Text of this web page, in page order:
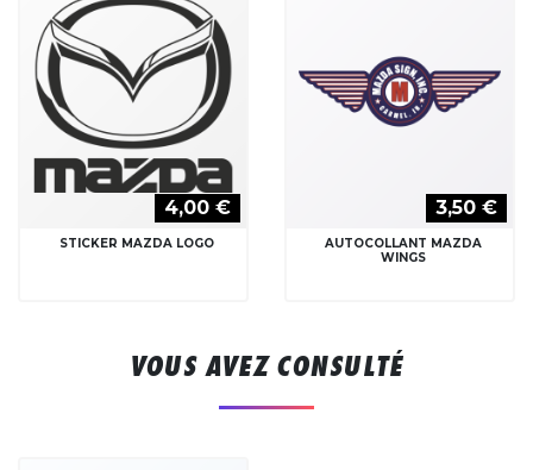
4,00 €
STICKER MAZDA LOGO
3,50 €
AUTOCOLLANT MAZDA
WINGS
VOUS AVEZ CONSULTÉ